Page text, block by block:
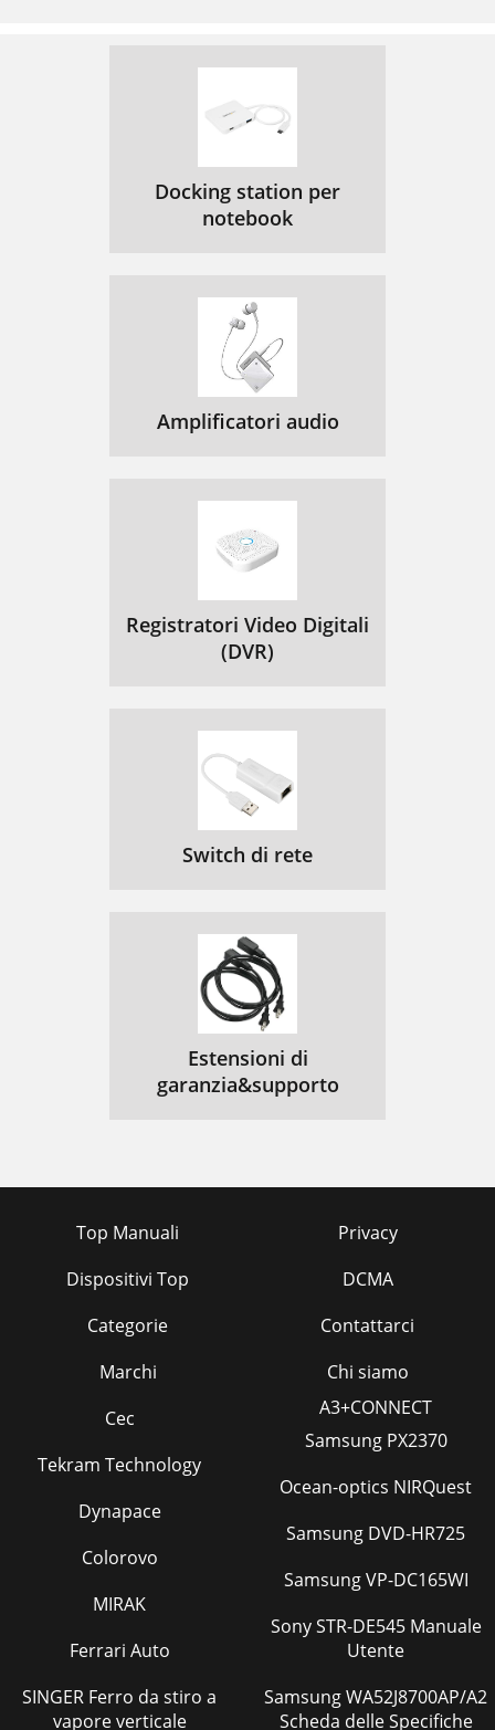
Docking station per
notebook
Amplificatori audio
Registratori Video Digitali
(DVR)
Switch di rete
Estensioni di
garanzia&supporto
Top Manuali
Dispositivi Top
Categorie
Marchi
Privacy
DCMA
Contattarci
Chi siamo
Cec
Tekram Technology
Dynapace
Colorovo
MIRAK
Ferrari Auto
SINGER Ferro da stiro a
vapore verticale
A3+CONNECT
Samsung PX2370
Ocean-optics NIRQuest
Samsung DVD-HR725
Samsung VP-DC165WI
Sony STR-DE545 Manuale
Utente
Samsung WA52J8700AP/A2
Scheda delle Specifiche